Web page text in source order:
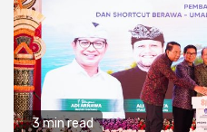
3 min read